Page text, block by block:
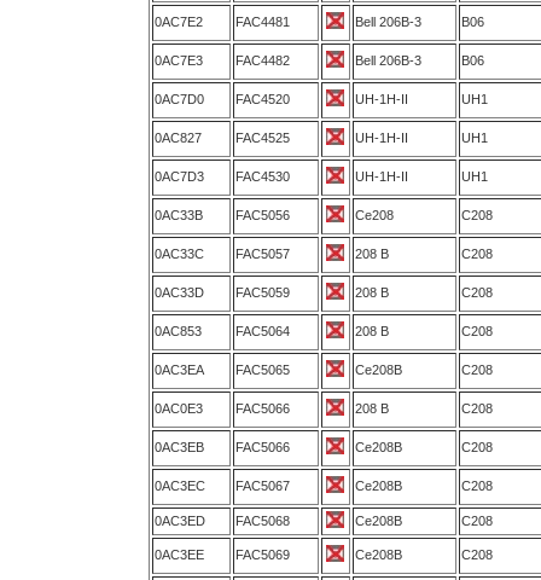
0AC7E2 FAC4481 Bell 206B-3 B06
0AC7E3 FAC4482 Bell 206B-3 B06
0AC7D0 FAC4520 UH-1H-II UH1
0AC827 FAC4525 UH-1H-II UH1
0AC7D3 FAC4530 UH-1H-II UH1
0AC33B FAC5056 Ce208 C208
0AC33C FAC5057 208 B C208
0AC33D FAC5059 208 B C208
0AC853 FAC5064 208 B C208
0AC3EA FAC5065 Ce208B C208
0AC0E3 FAC5066 208 B C208
0AC3EB FAC5066 Ce208B C208
0AC3EC FAC5067 Ce208B C208
0AC3ED FAC5068 Ce208B C208
0AC3EE FAC5069 Ce208B C208